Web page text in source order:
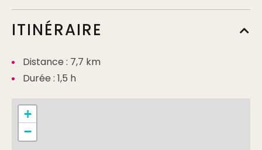
ITINÉRAIRE
Distance : 7,7 km
Durée : 1,5 h
+
−